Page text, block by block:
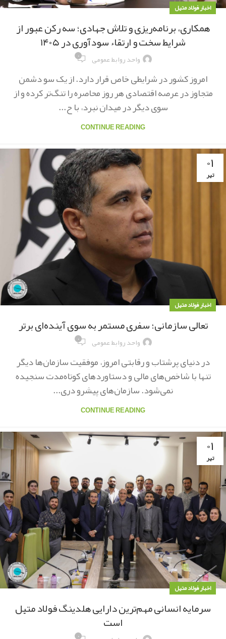
اخبار فولاد متیل
همکاری، برنامه‌ریزی و تلاش جهادی؛ سه رکن عبور از
شرایط سخت و ارتقاء سودآوری در ۱۴۰۵
واحد روابط عمومی ۰
امروز کشور در شرایطی خاص قرار دارد. از یک سو دشمن
متجاوز در عرصه اقتصادی هر روز محاصره را تنگ‌تر کرده و از
سوی دیگر در میدان نبرد، با ح...
CONTINUE READING
۰۱
تیر
اخبار فولاد متیل
تعالی سازمانی؛ سفری مستمر به سوی آینده‌ای برتر
واحد روابط عمومی ۰
در دنیای پرشتاب و رقابتی امروز، موفقیت سازمان‌ها دیگر
تنها با شاخص‌های مالی و دستاوردهای کوتاه‌مدت سنجیده
نمی‌شود. سازمان‌های پیشرو دری...
CONTINUE READING
۰۱
تیر
اخبار فولاد متیل
سرمایه انسانی مهم‌ترین دارایی هلدینگ فولاد متیل
است
۰